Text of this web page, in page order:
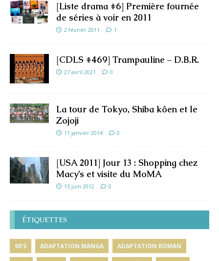
[Liste drama #6] Première fournée
de séries à voir en 2011
2 février 2011 1
[CDLS #469] Trampauline – D.B.R.
27 avril 2021 0
La tour de Tokyo, Shiba kôen et le
Zojoji
11 janvier 2014 0
[USA 2011] Jour 13 : Shopping chez
Macy’s et visite du MoMA
15 juin 2012 0
ÉTIQUETTES
90'S ADAPTATION MANGA ADAPTATION ROMAN